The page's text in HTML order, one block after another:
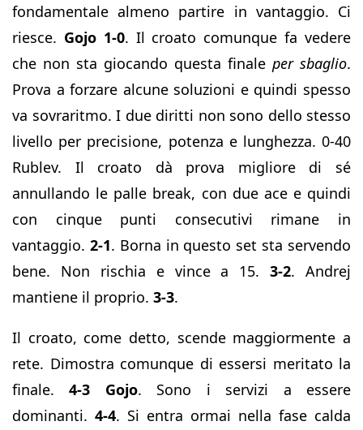
fondamentale almeno partire in vantaggio. Ci
riesce. Gojo 1-0. Il croato comunque fa vedere
che non sta giocando questa finale per sbaglio.
Prova a forzare alcune soluzioni e quindi spesso
va sovraritmo. I due diritti non sono dello stesso
livello per precisione, potenza e lunghezza. 0-40
Rublev. Il croato dà prova migliore di sé
annullando le palle break, con due ace e quindi
con cinque punti consecutivi rimane in
vantaggio. 2-1. Borna in questo set sta servendo
bene. Non rischia e vince a 15.3-2. Andrej
mantiene il proprio. 3-3.
Il croato, come detto, scende maggiormente a
rete. Dimostra comunque di essersi meritato la
finale.4-3 Gojo. Sono i servizi a essere
dominanti. 4-4. Si entra ormai nella fase calda